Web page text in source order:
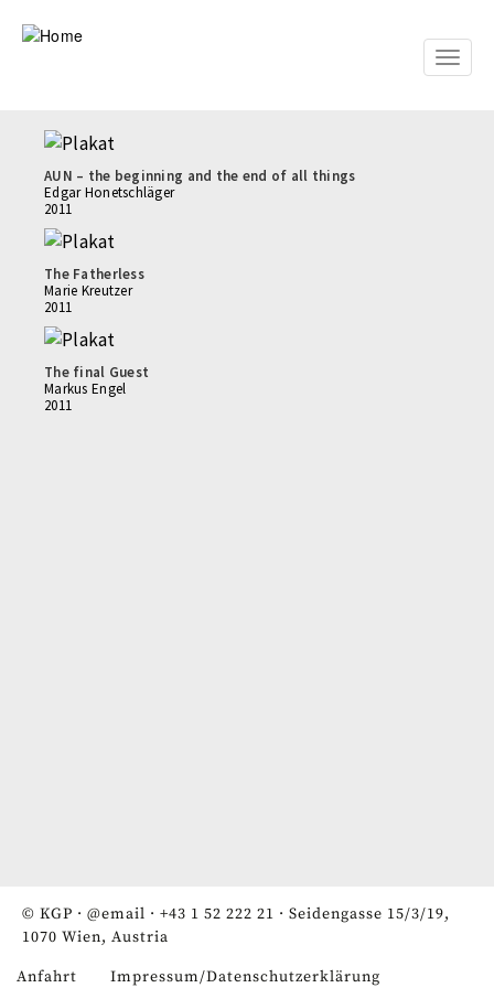
Toggle
AUN – the beginning and the end of all things
Edgar Honetschläger
2011
The Fatherless
Marie Kreutzer
2011
The final Guest
Markus Engel
2011
© KGP · @email · +43 1 52 222 21 · Seidengasse 15/3/19,
1070 Wien, Austria
Anfahrt Impressum/Datenschutzerklärung